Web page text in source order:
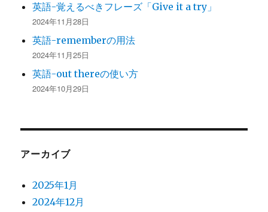
英語-覚えるべきフレーズ「Give it a try」
2024年11月28日
英語-rememberの用法
2024年11月25日
英語-out thereの使い方
2024年10月29日
アーカイブ
2025年1月
2024年12月